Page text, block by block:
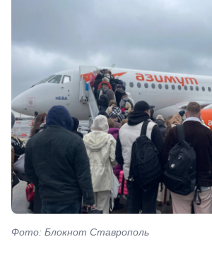
Фото: Блокнот Ставрополь